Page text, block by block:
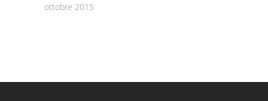
ottobre 2015